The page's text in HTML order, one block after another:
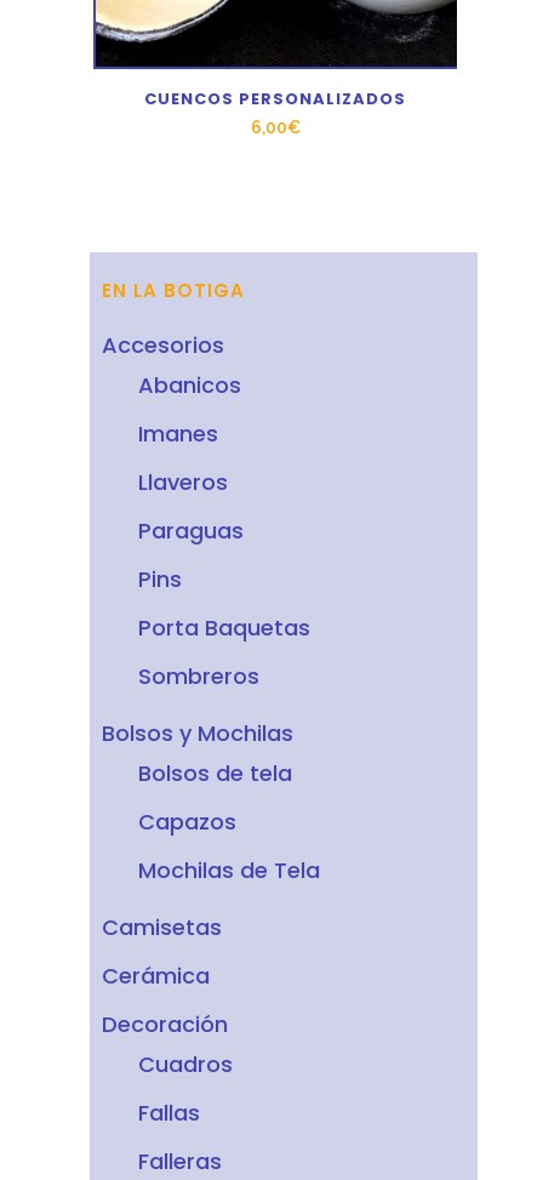
CUENCOS PERSONALIZADOS
6,00€
EN LA BOTIGA
Accesorios
Abanicos
Imanes
Llaveros
Paraguas
Pins
Porta Baquetas
Sombreros
Bolsos y Mochilas
Bolsos de tela
Capazos
Mochilas de Tela
Camisetas
Cerámica
Decoración
Cuadros
Fallas
Falleras